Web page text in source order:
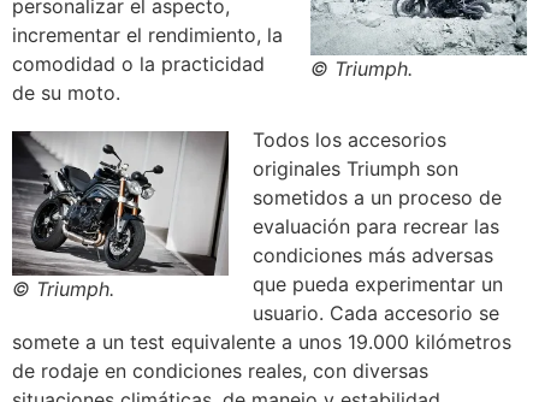
© Triumph.
personalizar el aspecto,
incrementar el rendimiento, la
comodidad o la practicidad
de su moto.
© Triumph.
Todos los accesorios
originales Triumph son
sometidos a un proceso de
evaluación para recrear las
condiciones más adversas
que pueda experimentar un
usuario. Cada accesorio se
somete a un test equivalente a unos 19.000 kilómetros
de rodaje en condiciones reales, con diversas